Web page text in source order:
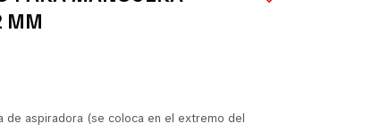
MM
de aspiradora (se coloca en el extremo del